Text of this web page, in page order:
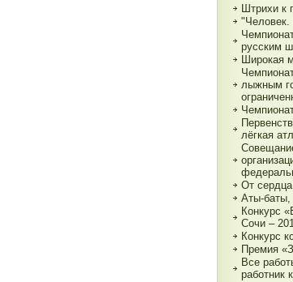
Штрихи к
"Человек.
русским
Широкая
лыжным
лёгкая
От
Аты-
Конкурс
Сочи –
Конкурс
Премия
Все
работник